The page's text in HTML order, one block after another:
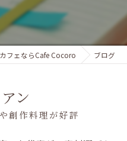
フェならCafe Cocoro ブログ
アン
創作料理が好評